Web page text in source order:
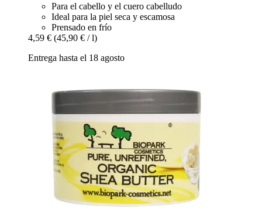
Para el cabello y el cuero cabelludo
Ideal para la piel seca y escamosa
Prensado en frío
4,59 € (45,90 € / l)
Entrega hasta el 18 agosto